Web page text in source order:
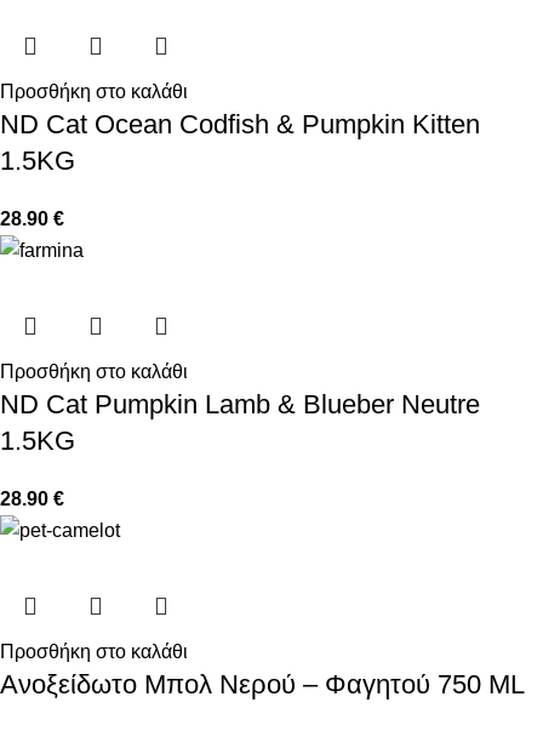
Προσθήκη στο καλάθι
ND Cat Ocean Codfish & Pumpkin Kitten
1.5KG
28.90 €
Προσθήκη στο καλάθι
ND Cat Pumpkin Lamb & Blueber Neutre
1.5KG
28.90 €
Προσθήκη στο καλάθι
Ανοξείδωτο Μπολ Νερού – Φαγητού 750 ML